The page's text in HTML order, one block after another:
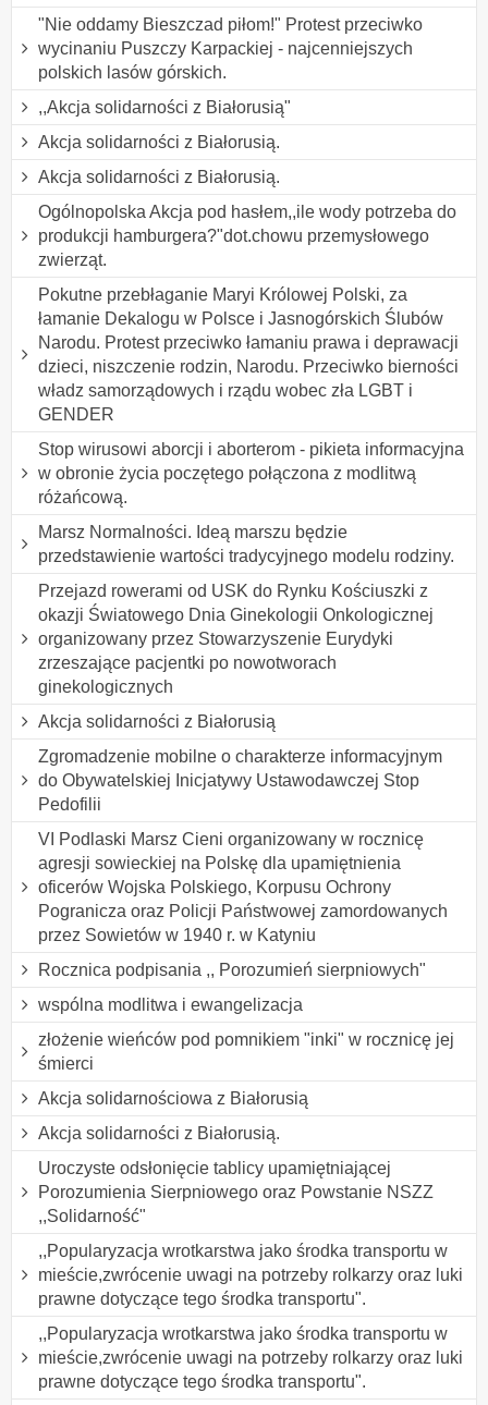
"Nie oddamy Bieszczad piłom!" Protest przeciwko
wycinaniu Puszczy Karpackiej - najcenniejszych
polskich lasów górskich.
,,Akcja solidarności z Białorusią"
Akcja solidarności z Białorusią.
Akcja solidarności z Białorusią.
Ogólnopolska Akcja pod hasłem,,ile wody potrzeba do
produkcji hamburgera?"dot.chowu przemysłowego
zwierząt.
Pokutne przebłaganie Maryi Królowej Polski, za
łamanie Dekalogu w Polsce i Jasnogórskich Ślubów
Narodu. Protest przeciwko łamaniu prawa i deprawacji
dzieci, niszczenie rodzin, Narodu. Przeciwko bierności
władz samorządowych i rządu wobec zła LGBT i
GENDER
Stop wirusowi aborcji i aborterom - pikieta informacyjna
w obronie życia poczętego połączona z modlitwą
różańcową.
Marsz Normalności. Ideą marszu będzie
przedstawienie wartości tradycyjnego modelu rodziny.
Przejazd rowerami od USK do Rynku Kościuszki z
okazji Światowego Dnia Ginekologii Onkologicznej
organizowany przez Stowarzyszenie Eurydyki
zrzeszające pacjentki po nowotworach
ginekologicznych
Akcja solidarności z Białorusią
Zgromadzenie mobilne o charakterze informacyjnym
do Obywatelskiej Inicjatywy Ustawodawczej Stop
Pedofilii
VI Podlaski Marsz Cieni organizowany w rocznicę
agresji sowieckiej na Polskę dla upamiętnienia
oficerów Wojska Polskiego, Korpusu Ochrony
Pogranicza oraz Policji Państwowej zamordowanych
przez Sowietów w 1940 r. w Katyniu
Rocznica podpisania ,, Porozumień sierpniowych"
wspólna modlitwa i ewangelizacja
złożenie wieńców pod pomnikiem "inki" w rocznicę jej
śmierci
Akcja solidarnościowa z Białorusią
Akcja solidarności z Białorusią.
Uroczyste odsłonięcie tablicy upamiętniającej
Porozumienia Sierpniowego oraz Powstanie NSZZ
,,Solidarność"
,,Popularyzacja wrotkarstwa jako środka transportu w
mieście,zwrócenie uwagi na potrzeby rolkarzy oraz luki
prawne dotyczące tego środka transportu".
,,Popularyzacja wrotkarstwa jako środka transportu w
mieście,zwrócenie uwagi na potrzeby rolkarzy oraz luki
prawne dotyczące tego środka transportu".